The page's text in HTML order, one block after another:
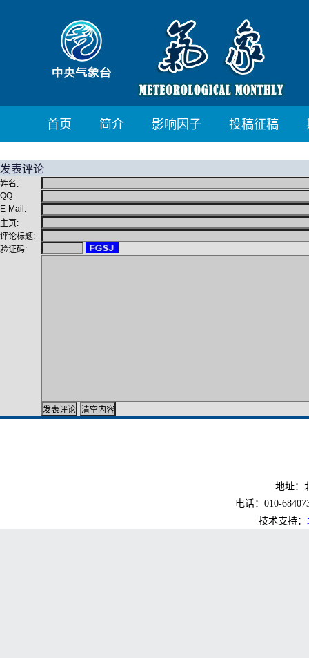
首页 简介 影响因子 投稿征稿
发表评论
姓名:
QQ:
E-Mail:
主页:
评论标题:
验证码:
地址：
电话：010-
技术支持：